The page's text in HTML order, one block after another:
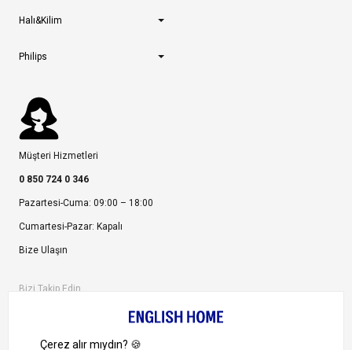
Halı&Kilim
Philips
Müşteri Hizmetleri
0 850 724 0 346
Pazartesi-Cuma: 09:00 – 18:00
Cumartesi-Pazar: Kapalı
Bize Ulaşın
Bizi Takip Edin